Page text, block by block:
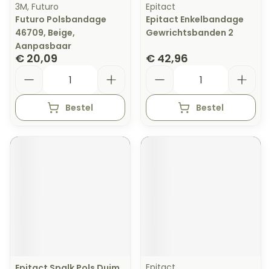
3M, Futuro
Futuro Polsbandage
46709, Beige,
Aanpasbaar
€ 20,09
Bestel
Epitact
Epitact Enkelbandage
Gewrichtsbanden 2
€ 42,96
Bestel